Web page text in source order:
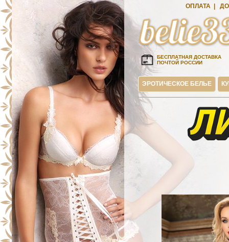
ОПЛАТА
БЕСПЛАТНАЯ ДОСТАВКА
ПОЧТОЙ РОССИИ
ЭРОТИЧЕСКОЕ БЕЛЬЕ